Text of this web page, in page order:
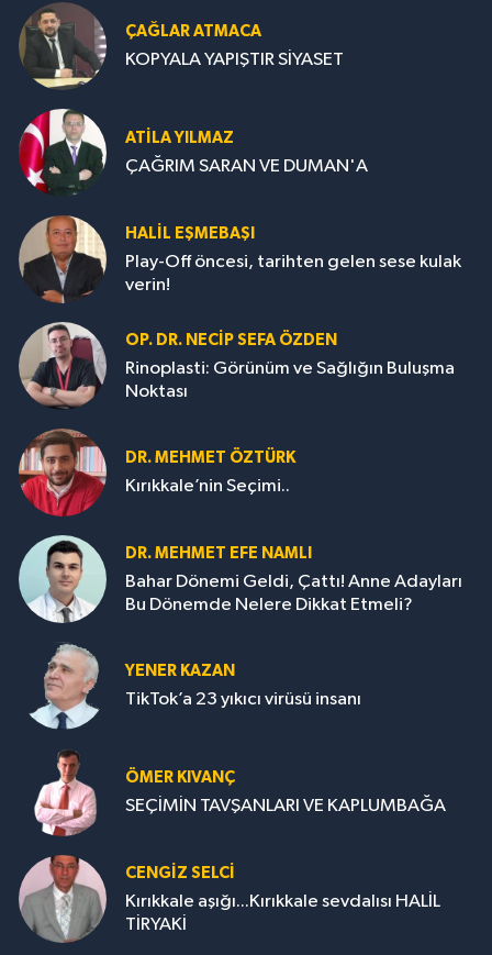
ÇAĞLAR ATMACA
KOPYALA YAPIŞTIR SİYASET
ATILA YILMAZ
ÇAĞRIM SARAN VE DUMAN'A
HALIL EŞMEBAŞI
Play-Off öncesi, tarihten gelen sese kulak
verin!
OP. DR. NECIP SEFA ÖZDEN
Rinoplasti: Görünüm ve Sağlığın Buluşma
Noktası
DR. MEHMET ÖZTÜRK
Kırıkkale’nin Seçimi..
DR. MEHMET EFE NAMLI
Bahar Dönemi Geldi, Çattı! Anne Adayları
Bu Dönemde Nelere Dikkat Etmeli?
YENER KAZAN
TikTok’a 23 yıkıcı virüsü insanı
ÖMER KIVANÇ
SEÇİMİN TAVŞANLARI VE KAPLUMBAĞA
CENGİZ SELCİ
Kırıkkale aşığı...Kırıkkale sevdalısı HALİL
TİRYAKİ